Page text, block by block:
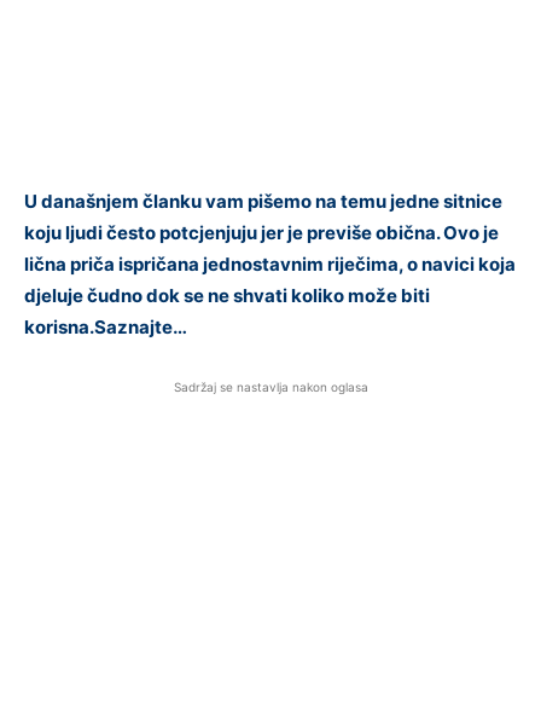
U današnjem članku vam pišemo na temu jedne sitnice
koju ljudi često potcjenjuju jer je previše obična. Ovo je
lična priča ispričana jednostavnim riječima, o navici koja
djeluje čudno dok se ne shvati koliko može biti
korisna.Saznajte…
Sadržaj se nastavlja nakon oglasa